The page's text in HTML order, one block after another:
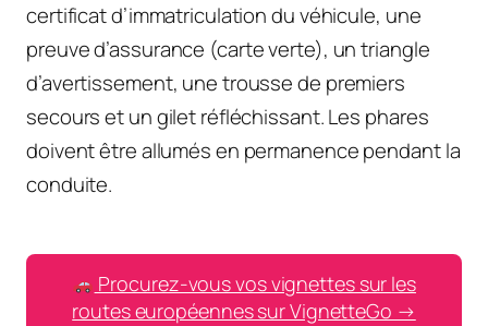
certificat d’immatriculation du véhicule, une
preuve d’assurance (carte verte), un triangle
d’avertissement, une trousse de premiers
secours et un gilet réfléchissant. Les phares
doivent être allumés en permanence pendant la
conduite.
Procurez-vous vos vignettes sur les
routes européennes sur VignetteGo →